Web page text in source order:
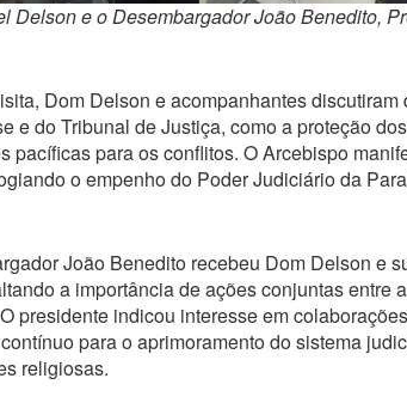
Delson e o Desembargador João Benedito,
Dom Delson e acompanhantes
e do Tribunal de Justiça, como a proteção
pacíficas para os conflitos. O Arcebispo
o empenho do Poder Judiciário da
João Benedito recebeu Dom Delson e
a importância de ações conjuntas entre
presidente indicou interesse em
para o aprimoramento do sistema
religiosas.